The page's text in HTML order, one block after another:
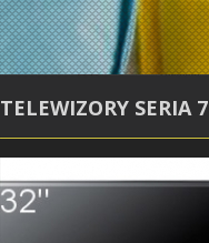
TELEWIZORY SERIA